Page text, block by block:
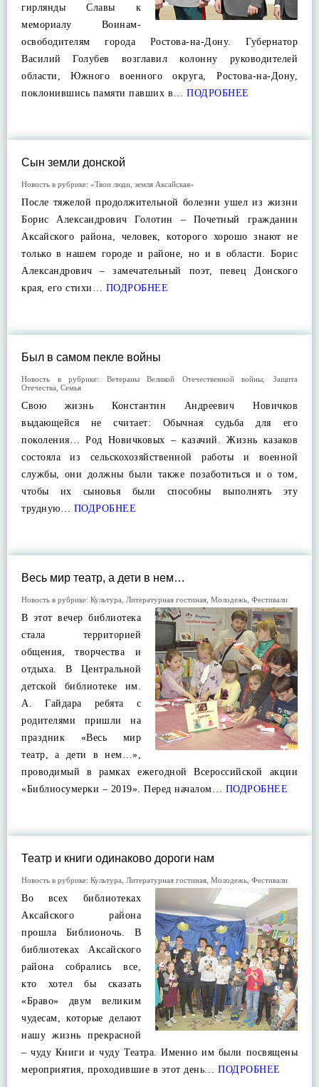
гирлянды Славы к
мемориалу Воинам-
освободителям города Ростова-на-Дону. Губернатор
Василий Голубев возглавил колонну руководителей
области, Южного военного округа, Ростова-на-Дону,
поклонившись памяти павших в… ПОДРОБНЕЕ
Сын земли донской
Новость в рубрике: «Твои люди, земля Аксайская»
После тяжелой продолжительной болезни ушел из жизни
Борис Александрович Голотин – Почетный гражданин
Аксайского района, человек, которого хорошо знают не
только в нашем городе и районе, но и в области. Борис
Александрович – замечательный поэт, певец Донского
края, его стихи… ПОДРОБНЕЕ
Был в самом пекле войны
Новость в рубрике: Ветераны Великой Отечественной войны ,Защита
Отечества Семья
Свою жизнь Константин Андреевич Новичков
выдающейся не считает: Обычная судьба для его
поколения… Род Новичковых – казачий. Жизнь казаков
состояла из сельскохозяйственной работы и военной
службы, они должны были также позаботиться и о том,
чтобы их сыновья были способны выполнять эту
трудную… ПОДРОБНЕЕ
Весь мир театр, а дети в нем…
Новость в рубрике: Культура Литературная гостиная Молодежь Фестивали
В этот вечер библиотека
стала территорией
общения, творчества и
отдыха. В Центральной
детской библиотеке им.
А. Гайдара ребята с
родителями пришли на
праздник «Весь мир
театр, а дети в нем…»,
проводимый в рамках ежегодной Всероссийской акции
«Библиосумерки – 2019». Перед началом… ПОДРОБНЕЕ
Театр и книги одинаково дороги нам
Новость в рубрике: Культура Литературная гостиная Молодежь Фестивали
Во всех библиотеках
Аксайского района
прошла Библионочь. В
библиотеках Аксайского
района собрались все,
кто хотел бы сказать
«Браво» двум великим
чудесам, которые делают
нашу жизнь прекрасной
– чуду Книги и чуду Театра. Именно им были посвящены
мероприятия, проходившие в этот день… ПОДРОБНЕЕ